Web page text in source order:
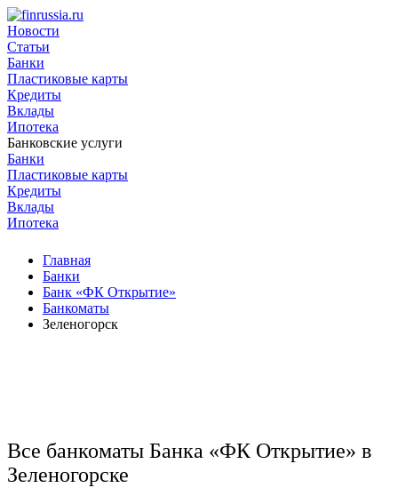
Новости
Статьи
Банки
Пластиковые карты
Кредиты
Вклады
Ипотека
Банковские услуги
Банки
Пластиковые карты
Кредиты
Вклады
Ипотека
Главная
Банки
Банк «ФК Открытие»
Банкоматы
Зеленогорск
Все банкоматы Банка «ФК Открытие» в
Зеленогорске